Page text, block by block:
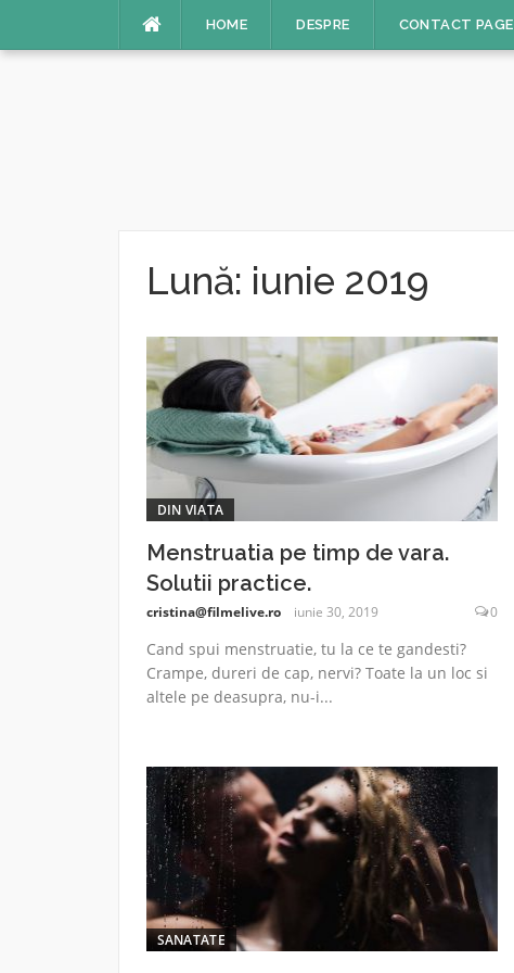
HOME DESPRE CONTACT PAGE
Lună: iunie 2019
DIN VIATA
Menstruatia pe timp de vara.
Solutii practice.
cristina@filmelive.ro iunie 30, 2019 0
Cand spui menstruatie, tu la ce te gandesti?
Crampe, dureri de cap, nervi? Toate la un loc si
altele pe deasupra, nu-i...
SANATATE